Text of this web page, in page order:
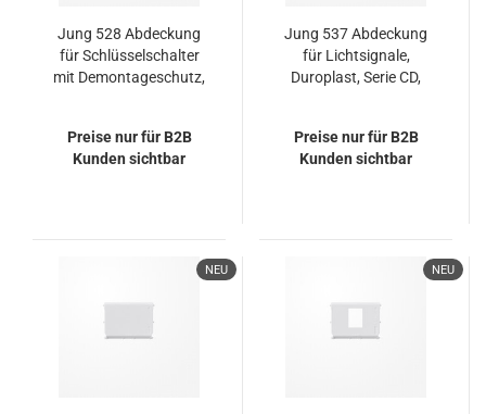
Jung 528 Abdeckung
für Schlüsselschalter
mit Demontageschutz,
Preise nur für B2B
Kunden sichtbar
Jung 537 Abdeckung
für Lichtsignale,
Duroplast, Serie CD,
Preise nur für B2B
Kunden sichtbar
NEU NEU